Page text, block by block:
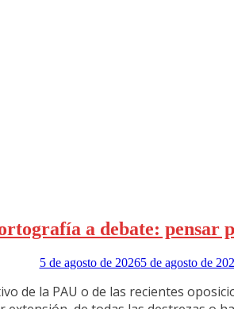
a debate: pensar
5 de agosto de 20265 de agosto de
de la PAU o de las recientes